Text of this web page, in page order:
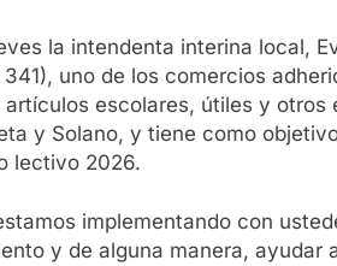
la intendenta interina local,
uno de los comercios
escolares, útiles y
y Solano, y tiene como
lectivo 2026.
implementando con
y de alguna manera,